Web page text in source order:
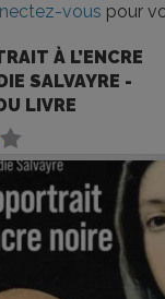
vous pour
À L’ENCRE
SALVAYRE -
LIVRE